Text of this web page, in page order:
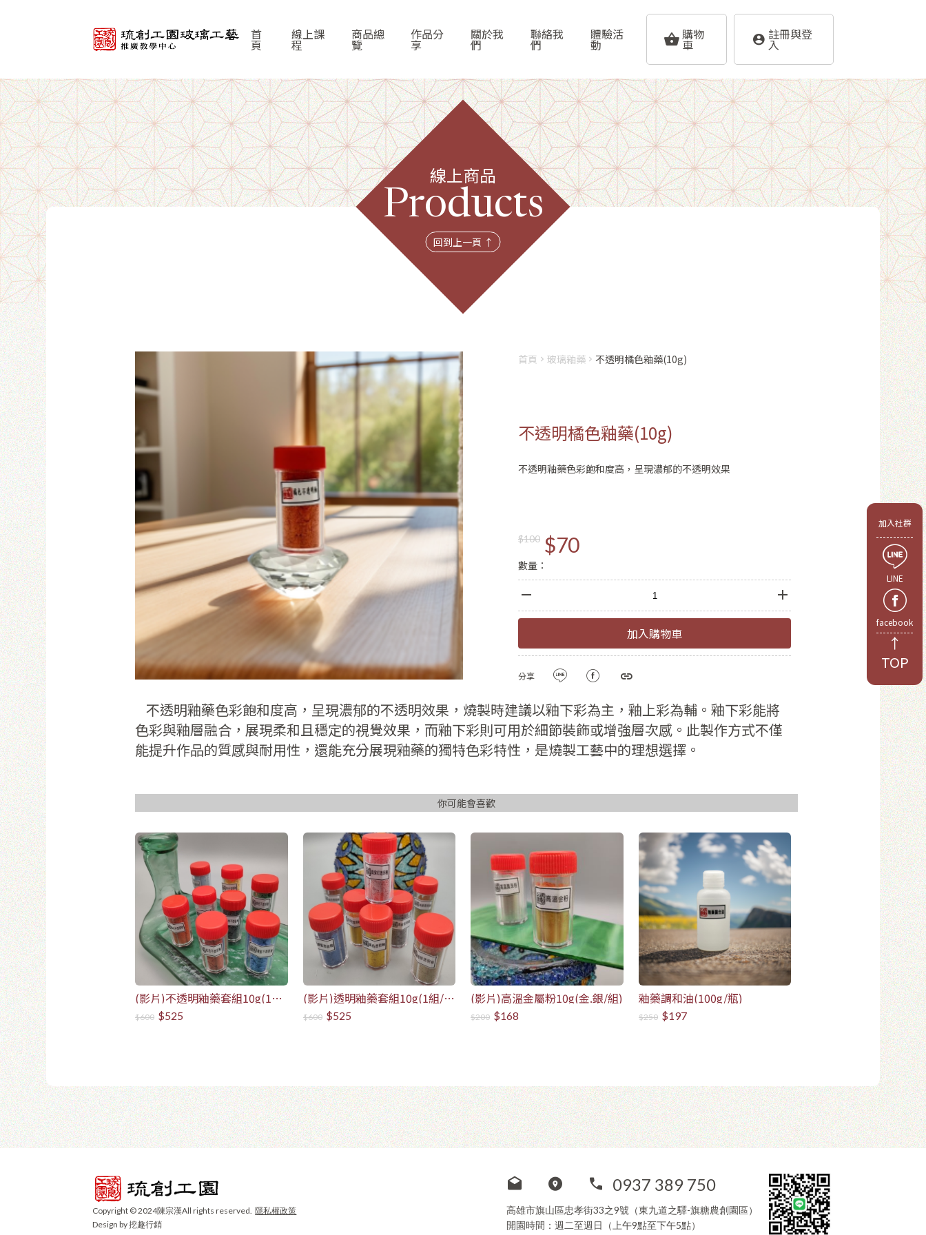
首
頁
線上課
程
商品總
覽
作品分
享
關於我
們
聯絡我
們
體驗活
動
購物
車
註冊與登
入
會員登入
Email
密碼
登入
註冊新會員
使用LINE登入
姓名
Email
密碼
確認
且包含英文和數字
註冊
已有會員
首頁
線上課程
加入社群
LINE
facebook
↑
TOP
線上商品
Products
回到上一頁 ↑
首頁 玻璃釉藥 不透明橘色釉藥(10g)
不透明橘色釉藥(10g)
不透明釉藥色彩飽和度高，呈現濃郁的不透明效果
$100 $70
數量：
加入購物車
分享
不透明釉藥色彩飽和度高，呈現濃郁的不透明效果，燒製時建議以釉下彩為主，釉上彩為輔。釉下彩能將
色彩與釉層融合，展現柔和且穩定的視覺效果，而釉下彩則可用於細節裝飾或增強層次感。此製作方式不僅
能提升作品的質感與耐用性，還能充分展現釉藥的獨特色彩特性，是燒製工藝中的理想選擇。
你可能會喜歡
(影片)不透明釉藥套組10g(1
組/8瓶)
$600 $525
(影片)透明釉藥套組10g(1組/8
瓶)
$600 $525
(影片)高溫金屬粉10g(金.銀/組)
$200 $168
釉藥調和油(100g/瓶)
$250 $197
Copyright © 2024陳宗漢All rights reserved.隱私權政策
Design by 挖趣行銷
0937 389 750
高雄市旗山區忠孝街33之9號（東九道之驛-旗糖農創園區）
開園時間：週二至週日（上午9點至下午5點）